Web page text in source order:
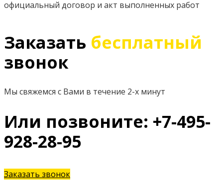
официальный договор и акт выполненных работ
Заказать бесплатный
звонок
Мы свяжемся с Вами в течение 2-х минут
Или позвоните: +7-495-
928-28-95
Заказать звонок